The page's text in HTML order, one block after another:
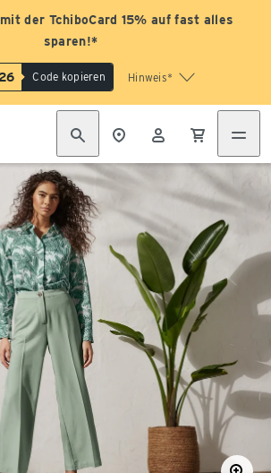
der TchiboCard 15% auf fast alles
sparen!*
Code kopieren Hinweis*